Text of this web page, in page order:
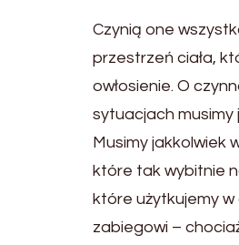
Czynią one
przestrzeń ciała,
owłosienie. O
sytuacjach musimy
Musimy jakkolwiek
które tak wybitnie
które użytkujemy w
zabiegowi –